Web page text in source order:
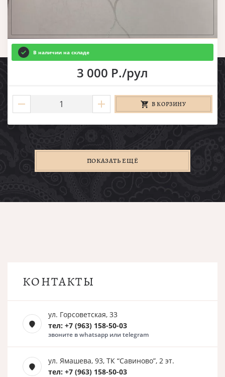
В наличии на складе
3 000 Р./рул
В КОРЗИНУ
ПОКАЗАТЬ ЕЩЁ
КОНТАКТЫ
ул. Горсоветская, 33
тел: +7 (963) 158-50-03
звоните в whatsapp или telegram
ул. Ямашева, 93, ТК “Савиново”, 2 эт.
тел: +7 (963) 158-50-03